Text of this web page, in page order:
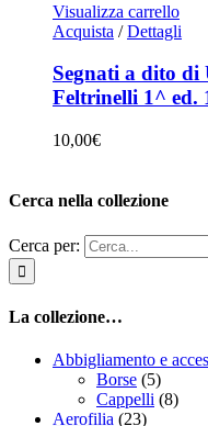
Visualizza carrello
Acquista / Dettagli
Segnati a dito di
Feltrinelli 1^ ed.
10,00€
Cerca nella collezione
Cerca per:
La collezione…
Abbigliamento e
Borse (5)
Cappelli (8)
Aerofilia (23)